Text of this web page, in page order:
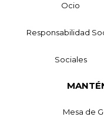
Ocio
Responsabilidad
Sociales
Mesa de